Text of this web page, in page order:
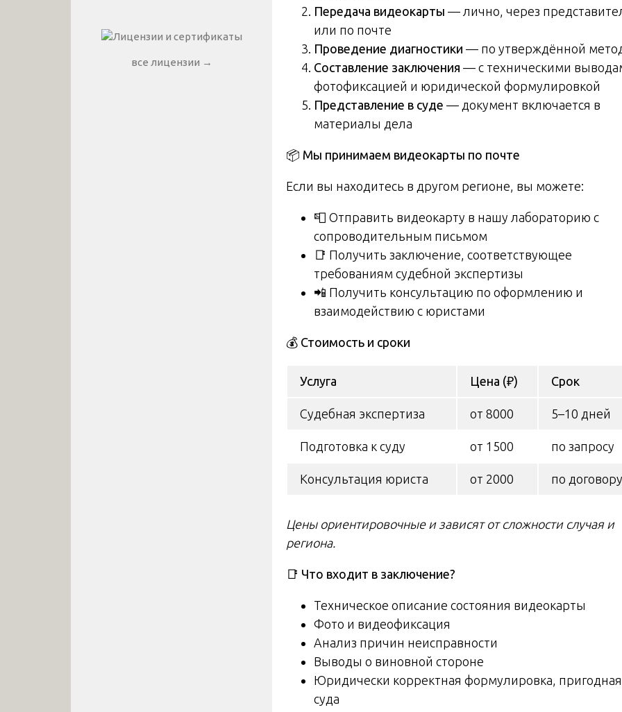
Передача видеокарты — лично, через
или по почте
Проведение диагностики — по утверждённой
Составление заключения — с техническими
фотофиксацией и юридической формулировкой
Представление в суде — документ включается в
материалы дела
📦 Мы принимаем видеокарты по почте
Если вы находитесь в другом регионе, вы можете:
📮 Отправить видеокарту в нашу лабораторию с
сопроводительным письмом
📑 Получить заключение, соответствующее
требованиям судебной экспертизы
📲 Получить консультацию по оформлению и
взаимодействию с юристами
💰 Стоимость и сроки
Услуга Цена (₽) Срок
Судебная экспертиза от 8000 5–10 дней
Подготовка к суду от 1500 по запросу
Консультация юриста от 2000 по договору
Цены ориентировочные и зависят от сложности случая и
региона.
📑 Что входит в заключение?
Техническое описание состояния видеокарты
Фото и видеофиксация
Анализ причин неисправности
Выводы о виновной стороне
Юридически корректная формулировка,
суда
все лицензии →